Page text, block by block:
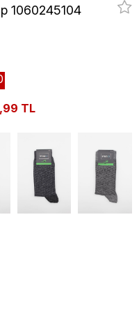
1060245104
TL